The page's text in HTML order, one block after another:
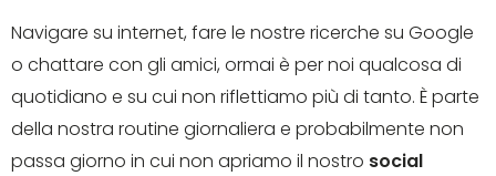
Navigare su internet, fare le nostre ricerche su Google
o chattare con gli amici, ormai è per noi qualcosa di
quotidiano e su cui non riflettiamo più di tanto. È parte
della nostra routine giornaliera e probabilmente non
passa giorno in cui non apriamo il nostro social